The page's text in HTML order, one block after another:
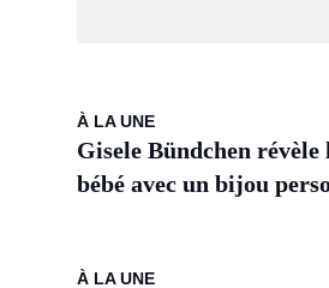
À LA UNE
Gisele Bündchen révèle
bébé avec un bijou
À LA UNE